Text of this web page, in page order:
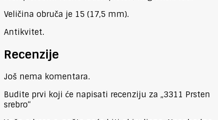
Veličina obruča je 15 (17,5 mm).
Antikvitet.
Recenzije
Još nema komentara.
Budite prvi koji će napisati recenziju za „3311 Prsten
srebro“